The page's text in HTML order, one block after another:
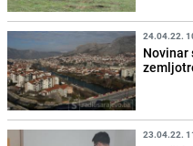
24.04.22.
Novinar
23.04.22.